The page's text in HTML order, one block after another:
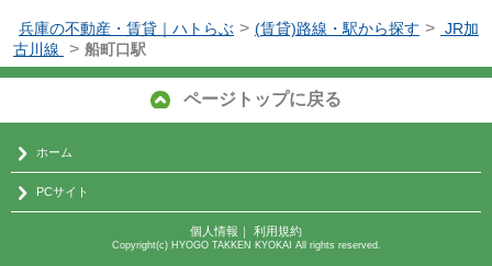
兵庫の不動産・賃貸｜ハトらぶ > (賃貸)路線・駅から探す > JR加
古川線
> 船町口駅
ページトップに戻る
ホーム
PCサイト
個人情報 ｜ 利用規約
Copyright(c) HYOGO TAKKEN KYOKAI All rights reserved.